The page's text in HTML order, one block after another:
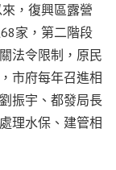
，復興區露營
家，第二階段
法令限制，原民
市府每年召進相
振宇、都發局長
理水保、建管相